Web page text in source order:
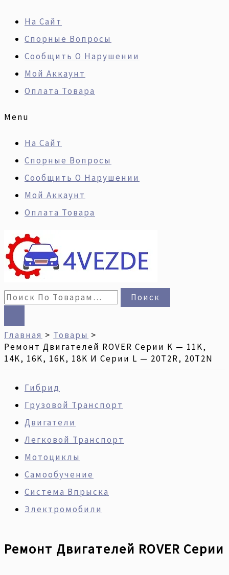
Содержимому
На Сайт
Спорные Вопросы
Сообщить О Нарушении
Мой Аккаунт
Оплата Товара
Menu
На Сайт
Спорные Вопросы
Сообщить О Нарушении
Мой Аккаунт
Оплата Товара
Поиск
Главная
Товары
Ремонт Двигателей ROVER Серии K — 11K,
14K, 16K, 16K, 18K И Серии L — 20T2R, 20T2N
Гибрид
Грузовой Транспорт
Двигатели
Легковой Транспорт
Мотоциклы
Самообучение
Система Впрыска
Электромобили
Ремонт Двигателей ROVER Серии
Товара
Ремонт
Двигателей
ROVER
Серии
K
11K,
14K,
16K,
16K,
18K
Серии
L
20T2R,